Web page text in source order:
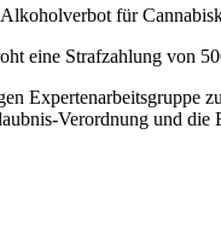
für
eine Strafzahlung von
Expertenarbeitsgruppe
Verordnung und